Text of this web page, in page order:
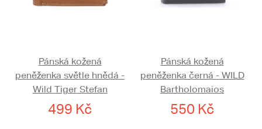
Pánská kožená
peněženka světle hnědá -
Wild Tiger Stefan
499 Kč
Pánská kožená
peněženka černá - WILD
Bartholomaios
550 Kč